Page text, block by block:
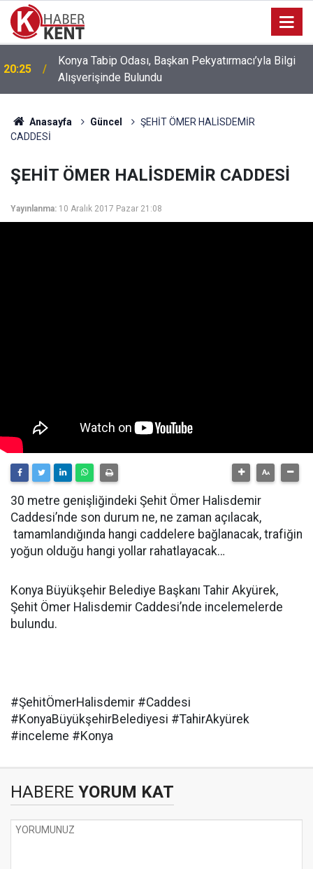
18:14
Konya’da Fuhuş Operasyonu: 6 Mağdur Kadın
Kurtarıldı, 3 Kişi Gözaltına Alındı
Anasayfa Güncel
ŞEHİT ÖMER HALİSDEMİR
CADDESİ
ŞEHİT ÖMER HALİSDEMİR CADDESİ
Yayınlanma: 10 Aralık 2017 Pazar 21:08
30 metre genişliğindeki Şehit Ömer Halisdemir
Caddesi’nde son durum ne, ne zaman açılacak,
tamamlandığında hangi caddelere bağlanacak, trafiğin
yoğun olduğu hangi yollar rahatlayacak…
Konya Büyükşehir Belediye Başkanı Tahir Akyürek,
Şehit Ömer Halisdemir Caddesi’nde incelemelerde
bulundu.
#ŞehitÖmerHalisdemir #Caddesi
#KonyaBüyükşehirBelediyesi #TahirAkyürek
#inceleme #Konya
HABERE YORUM KAT